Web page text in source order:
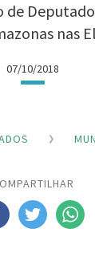
nas
07/10/2018